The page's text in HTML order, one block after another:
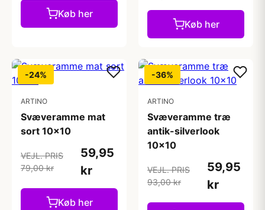
Køb her
Køb her
-24%
ARTINO
Svæveramme mat
sort 10x10
VEJL. PRIS
79,00 kr
59,95
kr
Køb her
-36%
ARTINO
Svæveramme træ
antik-silverlook
10x10
VEJL. PRIS
93,00 kr
59,95
kr